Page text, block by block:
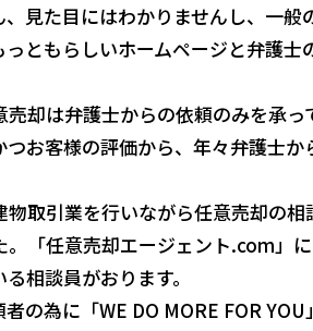
、見た目にはわかりませんし、一
っともらしいホームページと弁護士
売却は弁護士からの依頼のみを承
つお客様の評価から、年々弁護士
物取引業を行いながら任意売却の
。「任意売却エージェント.com」
相談員がおります。
の為に「WE DO MORE FOR